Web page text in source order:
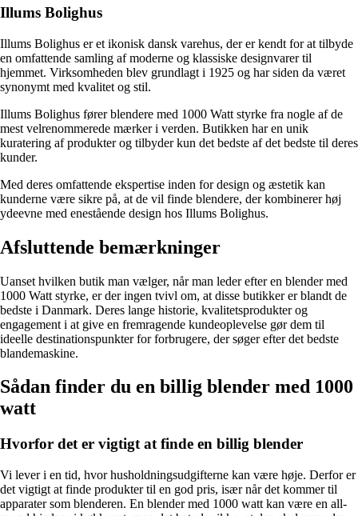
Illums Bolighus
Illums Bolighus er et ikonisk dansk varehus, der er kendt for at tilbyde
en omfattende samling af moderne og klassiske designvarer til
hjemmet. Virksomheden blev grundlagt i 1925 og har siden da været
synonymt med kvalitet og stil.
Illums Bolighus fører blendere med 1000 Watt styrke fra nogle af de
mest velrenommerede mærker i verden. Butikken har en unik
kuratering af produkter og tilbyder kun det bedste af det bedste til deres
kunder.
Med deres omfattende ekspertise inden for design og æstetik kan
kunderne være sikre på, at de vil finde blendere, der kombinerer høj
ydeevne med enestående design hos Illums Bolighus.
Afsluttende bemærkninger
Uanset hvilken butik man vælger, når man leder efter en blender med
1000 Watt styrke, er der ingen tvivl om, at disse butikker er blandt de
bedste i Danmark. Deres lange historie, kvalitetsprodukter og
engagement i at give en fremragende kundeoplevelse gør dem til
ideelle destinationspunkter for forbrugere, der søger efter det bedste
blandemaskine.
Sådan finder du en billig blender med 1000
watt
Hvorfor det er vigtigt at finde en billig blender
Vi lever i en tid, hvor husholdningsudgifterne kan være høje. Derfor er
det vigtigt at finde produkter til en god pris, især når det kommer til
apparater som blenderen. En blender med 1000 watt kan være en all-